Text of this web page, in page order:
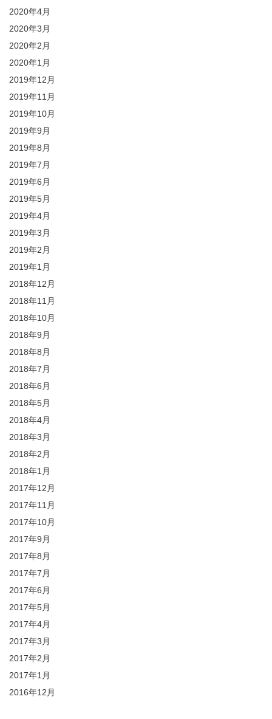
2020年4月
2020年3月
2020年2月
2020年1月
2019年12月
2019年11月
2019年10月
2019年9月
2019年8月
2019年7月
2019年6月
2019年5月
2019年4月
2019年3月
2019年2月
2019年1月
2018年12月
2018年11月
2018年10月
2018年9月
2018年8月
2018年7月
2018年6月
2018年5月
2018年4月
2018年3月
2018年2月
2018年1月
2017年12月
2017年11月
2017年10月
2017年9月
2017年8月
2017年7月
2017年6月
2017年5月
2017年4月
2017年3月
2017年2月
2017年1月
2016年12月